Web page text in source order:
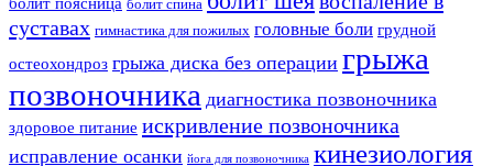
болит спина
суставах гимнастика для пожилых головные боли грудной
остеохондроз грыжа диска без операции грыжа
позвоночника диагностика позвоночника
здоровое питание искривление позвоночника
исправление осанки йога для позвоночника кинезиология